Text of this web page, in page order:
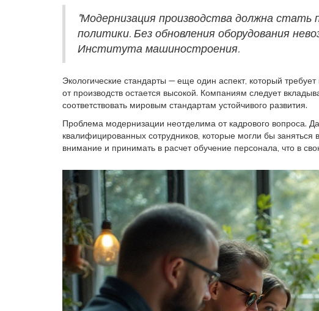
"Модернизация производства должна
политики. Без обновления оборудования
Института машиностроения.
Экологические стандарты — еще один аспект, который
от производств остается высокой. Компаниям следует
соответствовать мировым стандартам устойчивого развития.
Проблема модернизации неотделима от кадрового вопроса.
квалифицированных сотрудников, которые могли бы
внимание и принимать в расчет обучение персонала, что в